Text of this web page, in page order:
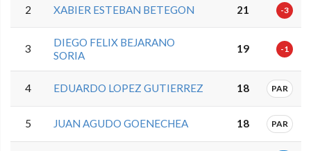
2 XABIER ESTEBAN BETEGON 21 -3
3
DIEGO FELIX BEJARANO
SORIA
19 -1
4 EDUARDO LOPEZ GUTIERREZ 18 PAR
5 JUAN AGUDO GOENECHEA 18 PAR